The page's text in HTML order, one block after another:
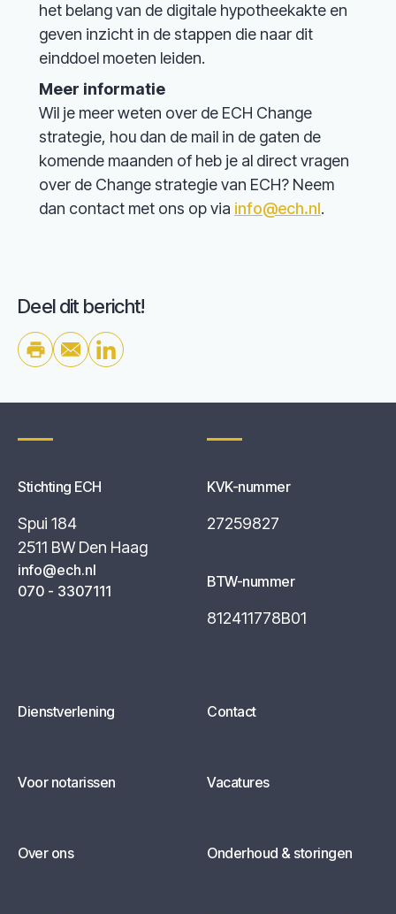
het belang van de digitale hypotheekakte en
geven inzicht in de stappen die naar dit
einddoel moeten leiden.
Meer informatie
Wil je meer weten over de ECH Change
strategie, hou dan de mail in de gaten de
komende maanden of heb je al direct vragen
over de Change strategie van ECH? Neem
dan contact met ons op via info@ech.nl.
Deel dit bericht!
Stichting ECH
Spui 184
2511 BW Den Haag
info@ech.nl
070 - 3307111
KVK-nummer
27259827
BTW-nummer
812411778B01
Dienstverlening
Voor notarissen
Over ons
Contact
Vacatures
Onderhoud & storingen